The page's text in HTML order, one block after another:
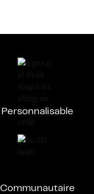
Personnalisable
Communautaire